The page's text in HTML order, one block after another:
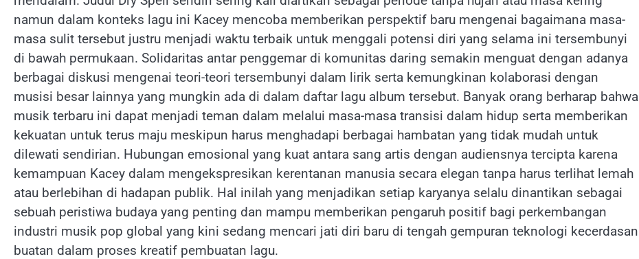
namun dalam konteks lagu ini Kacey mencoba memberikan perspektif baru mengenai bagaimana masa-
masa sulit tersebut justru menjadi waktu terbaik untuk menggali potensi diri yang selama ini tersembunyi
di bawah permukaan. Solidaritas antar penggemar di komunitas daring semakin menguat dengan adanya
berbagai diskusi mengenai teori-teori tersembunyi dalam lirik serta kemungkinan kolaborasi dengan
musisi besar lainnya yang mungkin ada di dalam daftar lagu album tersebut. Banyak orang berharap bahwa
musik terbaru ini dapat menjadi teman dalam melalui masa-masa transisi dalam hidup serta memberikan
kekuatan untuk terus maju meskipun harus menghadapi berbagai hambatan yang tidak mudah untuk
dilewati sendirian. Hubungan emosional yang kuat antara sang artis dengan audiensnya tercipta karena
kemampuan Kacey dalam mengekspresikan kerentanan manusia secara elegan tanpa harus terlihat lemah
atau berlebihan di hadapan publik. Hal inilah yang menjadikan setiap karyanya selalu dinantikan sebagai
sebuah peristiwa budaya yang penting dan mampu memberikan pengaruh positif bagi perkembangan
industri musik pop global yang kini sedang mencari jati diri baru di tengah gempuran teknologi kecerdasan
buatan dalam proses kreatif pembuatan lagu.